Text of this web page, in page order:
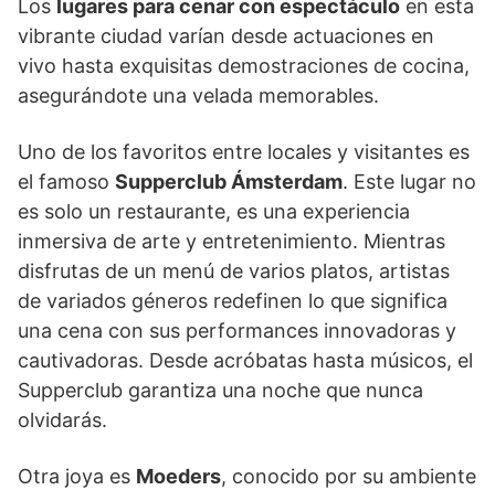
Los lugares para cenar con espectáculo en esta
vibrante ciudad varían desde actuaciones en
vivo hasta exquisitas demostraciones de cocina,
asegurándote una velada memorables.
Uno de los favoritos entre locales y visitantes es
el famoso Supperclub Ámsterdam. Este lugar no
es solo un restaurante, es una experiencia
inmersiva de arte y entretenimiento. Mientras
disfrutas de un menú de varios platos, artistas
de variados géneros redefinen lo que significa
una cena con sus performances innovadoras y
cautivadoras. Desde acróbatas hasta músicos, el
Supperclub garantiza una noche que nunca
olvidarás.
Otra joya es Moeders, conocido por su ambiente